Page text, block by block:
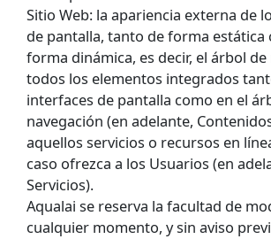
Sitio Web: la apariencia externa de
de pantalla, tanto de forma estática
forma dinámica, es decir, el árbol
todos los elementos integrados
interfaces de pantalla como en el
navegación (en adelante,
aquellos servicios o recursos en
caso ofrezca a los Usuarios (en
Servicios).
Aqualai se reserva la facultad de
cualquier momento, y sin aviso